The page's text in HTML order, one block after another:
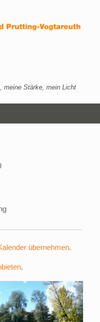
meine Stärke, mein Licht
übernehmen.
.